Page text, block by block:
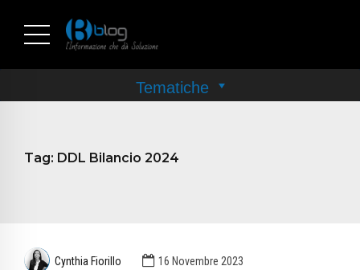
Tag: DDL Bilancio 2024
Cynthia Fiorillo 16 Novembre 2023